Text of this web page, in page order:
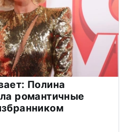
Полина
романтичные